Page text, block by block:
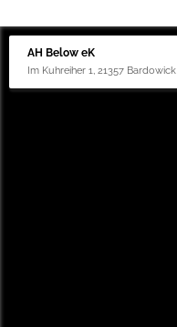
AH Below eK
Im Kuhreiher 1, 21357 Bardowick